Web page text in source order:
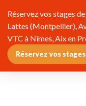
Réservez vos stages
Lattes (Montpellier),
VTC à Nîmes, Aix en
Réservez vos stages